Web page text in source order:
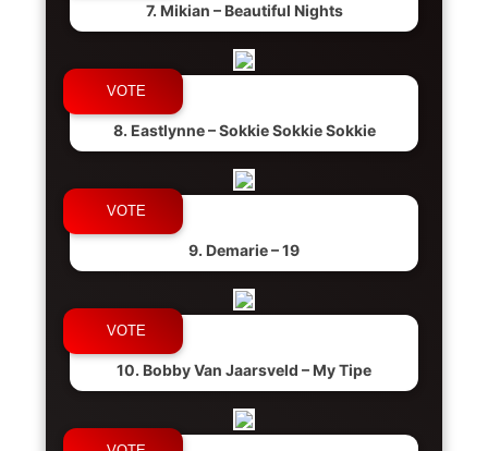
7. Mikian – Beautiful Nights
8. Eastlynne – Sokkie Sokkie Sokkie
9. Demarie – 19
10. Bobby Van Jaarsveld – My Tipe